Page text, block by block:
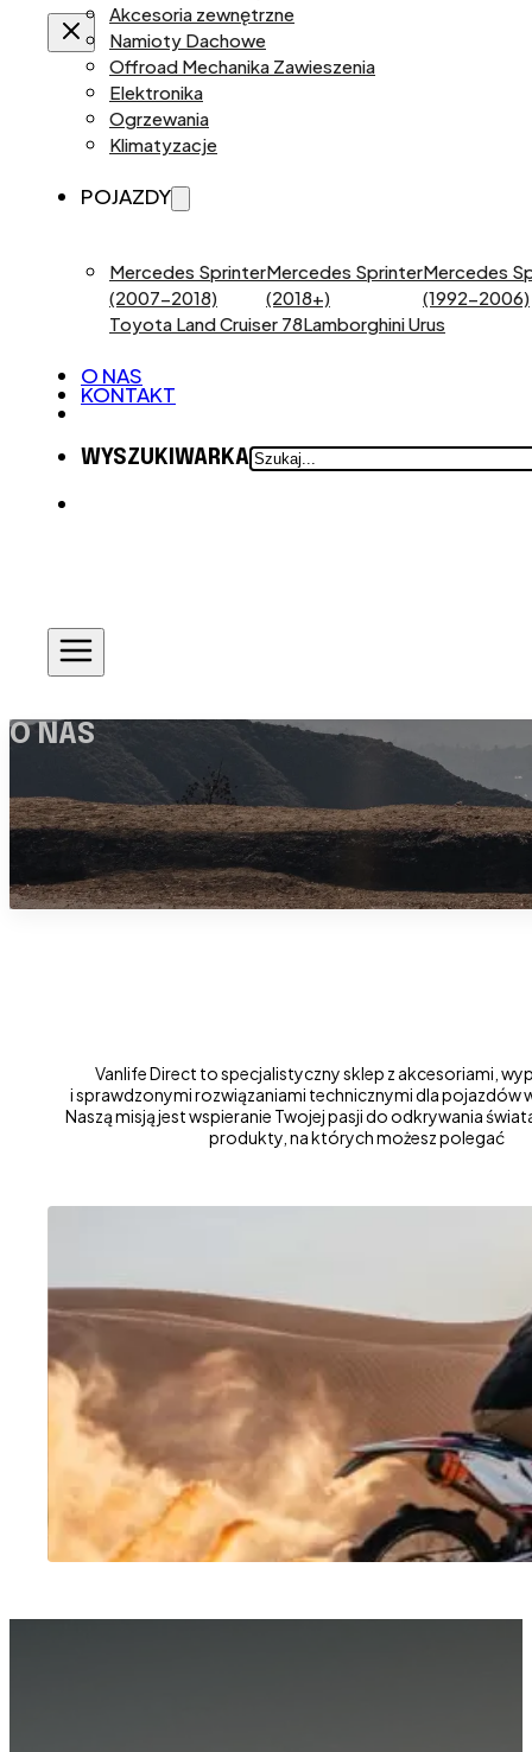
Akcesoria zewnętrzne
Namioty Dachowe
Offroad Mechanika Zawieszenia
Elektronika
Ogrzewania
Klimatyzacje
POJAZDY
Mercedes Sprinter
(2007-2018)
Mercedes Sprinter
(2018+)
Mercedes
(1992-2006)
Toyota Land Cruiser 78Lamborghini Urus
O NAS
KONTAKT
WYSZUKIWARKASZUKAJ
O NAS
Vanlife Direct to specjalistyczny sklep z akcesoriami,
i sprawdzonymi rozwiązaniami technicznymi dla pojazdów
Naszą misją jest wspieranie Twojej pasji do odkrywania
produkty, na których możesz polegać